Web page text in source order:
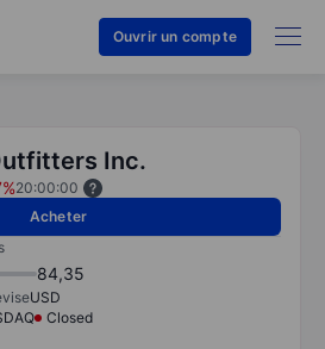
Ouvrir un compte
Inc.
20:00:00
Acheter
84,35
USD
Closed